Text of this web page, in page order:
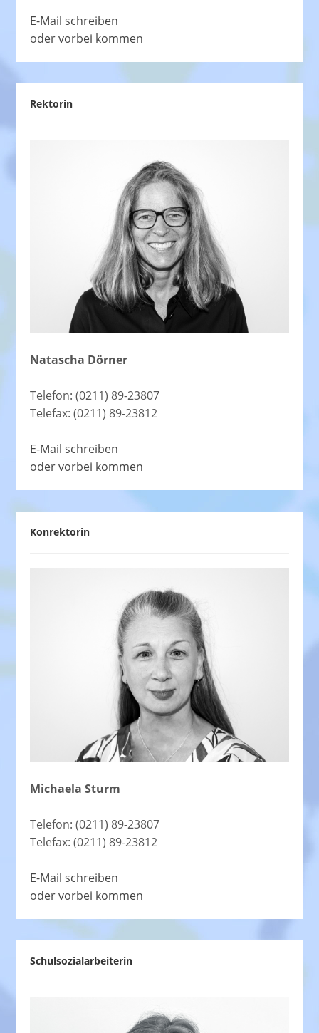
E-Mail schreiben
oder vorbei kommen
Rektorin
Natascha Dörner
Telefon: (0211) 89-23807
Telefax: (0211) 89-23812
E-Mail schreiben
oder vorbei kommen
Konrektorin
Michaela Sturm
Telefon: (0211) 89-23807
Telefax: (0211) 89-23812
E-Mail schreiben
oder vorbei kommen
Schulsozialarbeiterin